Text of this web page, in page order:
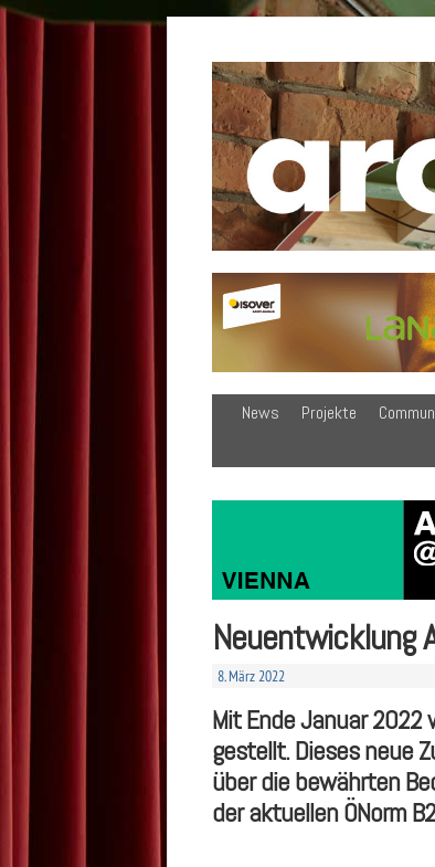
News Projekte
Neuentwicklung
8. März 2022
Mit Ende Januar 2022
gestellt. Dieses neue
über die bewährten
der aktuellen ÖNorm